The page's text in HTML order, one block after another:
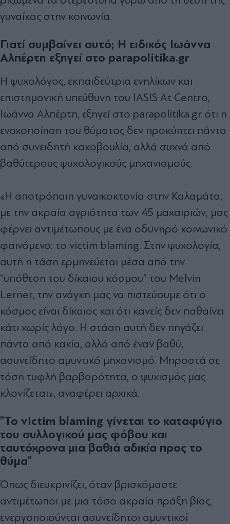
γυναίκας στην κοινωνία.
Γιατί συμβαίνει αυτό; Η ειδικός Ιωάννα
Αλπέρτη εξηγεί στο parapolitika.gr
Η ψυχολόγος, εκπαιδεύτρια ενηλίκων και
επιστημονική υπεύθυνη του IASIS At Centro,
Ιωάννα Αλπέρτη, εξηγεί στο parapolitika.gr ότι η
ενοχοποίηση του θύματος δεν προκύπτει πάντα
από συνειδητή κακοβουλία, αλλά συχνά από
βαθύτερους ψυχολογικούς μηχανισμούς.
«Η αποτρόπαιη γυναικοκτονία στην Καλαμάτα,
με την ακραία αγριότητα των 45 μαχαιριών, μας
φέρνει αντιμέτωπους με ένα οδυνηρό κοινωνικό
φαινόμενο: το victim blaming. Στην ψυχολογία,
αυτή η τάση ερμηνεύεται μέσα από την
“υπόθεση του δίκαιου κόσμου” του Melvin
Lerner, την ανάγκη μας να πιστεύουμε ότι ο
κόσμος είναι δίκαιος και ότι κανείς δεν παθαίνει
κάτι χωρίς λόγο. Η στάση αυτή δεν πηγάζει
πάντα από κακία, αλλά από έναν βαθύ,
ασυνείδητο αμυντικό μηχανισμό. Μπροστά σε
τόση τυφλή βαρβαρότητα, ο ψυχισμός μας
κλονίζεται», αναφέρει αρχικά.
"Το victim blaming γίνεται το καταφύγιο
του συλλογικού μας φόβου και
ταυτόχρονα μια βαθιά αδικία προς το
θύμα"
Όπως διευκρινίζει, όταν βρισκόμαστε
αντιμέτωποι με μια τόσο ακραία πράξη βίας,
ενεργοποιούνται ασυνείδητοι αμυντικοί